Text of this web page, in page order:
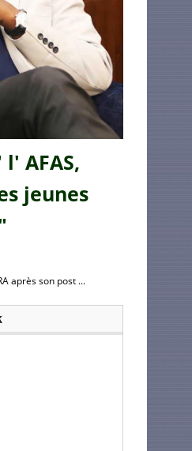
AFAS,
jeunes
après son post ...